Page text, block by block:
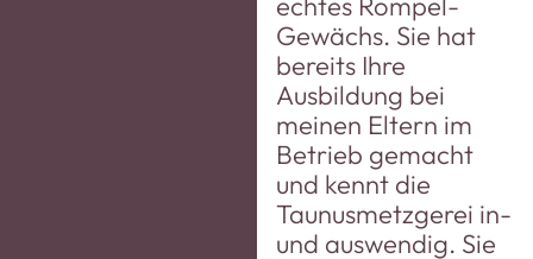
Gewächs. Sie hat
bereits Ihre
Ausbildung bei
meinen Eltern im
Betrieb gemacht
und kennt die
Taunusmetzgerei in-
und auswendig. Sie